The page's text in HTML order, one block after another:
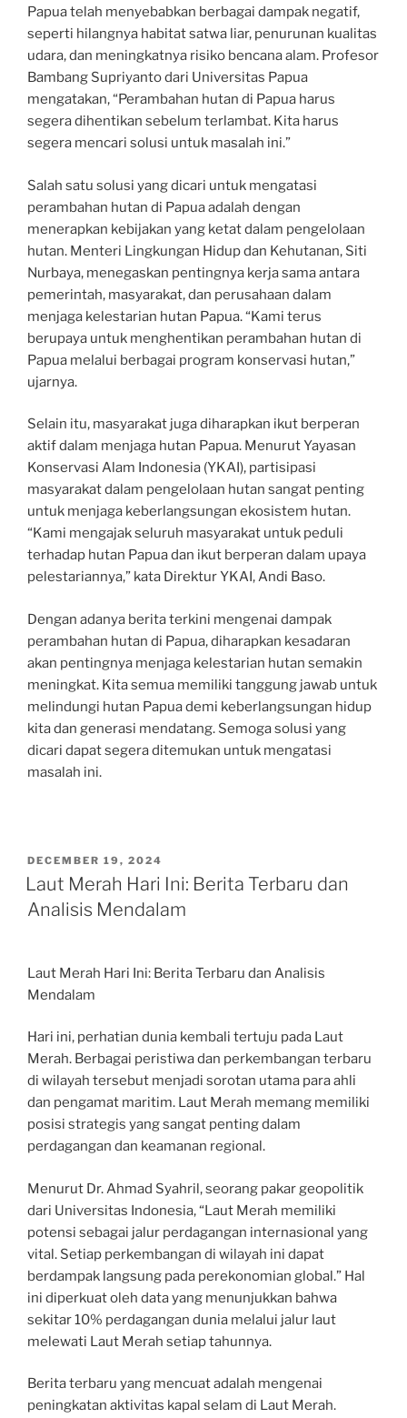
Papua telah menyebabkan berbagai dampak negatif,
seperti hilangnya habitat satwa liar, penurunan kualitas
udara, dan meningkatnya risiko bencana alam. Profesor
Bambang Supriyanto dari Universitas Papua
mengatakan, “Perambahan hutan di Papua harus
segera dihentikan sebelum terlambat. Kita harus
segera mencari solusi untuk masalah ini.”
Salah satu solusi yang dicari untuk mengatasi
perambahan hutan di Papua adalah dengan
menerapkan kebijakan yang ketat dalam pengelolaan
hutan. Menteri Lingkungan Hidup dan Kehutanan, Siti
Nurbaya, menegaskan pentingnya kerja sama antara
pemerintah, masyarakat, dan perusahaan dalam
menjaga kelestarian hutan Papua. “Kami terus
berupaya untuk menghentikan perambahan hutan di
Papua melalui berbagai program konservasi hutan,”
ujarnya.
Selain itu, masyarakat juga diharapkan ikut berperan
aktif dalam menjaga hutan Papua. Menurut Yayasan
Konservasi Alam Indonesia (YKAI), partisipasi
masyarakat dalam pengelolaan hutan sangat penting
untuk menjaga keberlangsungan ekosistem hutan.
“Kami mengajak seluruh masyarakat untuk peduli
terhadap hutan Papua dan ikut berperan dalam upaya
pelestariannya,” kata Direktur YKAI, Andi Baso.
Dengan adanya berita terkini mengenai dampak
perambahan hutan di Papua, diharapkan kesadaran
akan pentingnya menjaga kelestarian hutan semakin
meningkat. Kita semua memiliki tanggung jawab untuk
melindungi hutan Papua demi keberlangsungan hidup
kita dan generasi mendatang. Semoga solusi yang
dicari dapat segera ditemukan untuk mengatasi
masalah ini.
POSTED
ON
DECEMBER 19, 2024
Laut Merah Hari Ini: Berita Terbaru dan
Analisis Mendalam
Laut Merah Hari Ini: Berita Terbaru dan Analisis
Mendalam
Hari ini, perhatian dunia kembali tertuju pada Laut
Merah. Berbagai peristiwa dan perkembangan terbaru
di wilayah tersebut menjadi sorotan utama para ahli
dan pengamat maritim. Laut Merah memang memiliki
posisi strategis yang sangat penting dalam
perdagangan dan keamanan regional.
Menurut Dr. Ahmad Syahril, seorang pakar geopolitik
dari Universitas Indonesia, “Laut Merah memiliki
potensi sebagai jalur perdagangan internasional yang
vital. Setiap perkembangan di wilayah ini dapat
berdampak langsung pada perekonomian global.” Hal
ini diperkuat oleh data yang menunjukkan bahwa
sekitar 10% perdagangan dunia melalui jalur laut
melewati Laut Merah setiap tahunnya.
Berita terbaru yang mencuat adalah mengenai
peningkatan aktivitas kapal selam di Laut Merah.